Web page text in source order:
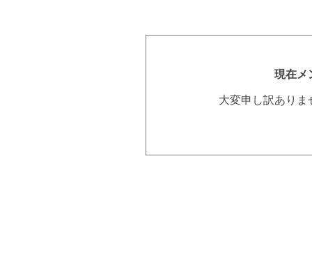
現在メ
大変申し訳あり